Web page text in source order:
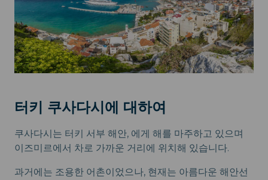
터키 쿠사다시에 대하여
쿠사다시는 터키 서부 해안, 에게 해를 마주하고 있으며
이즈미르에서 차로 가까운 거리에 위치해 있습니다.
과거에는 조용한 어촌이었으나, 현재는 아름다운 해안선